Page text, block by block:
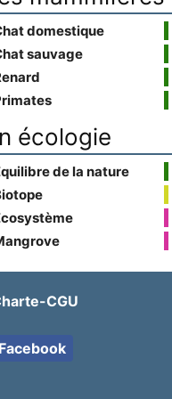
domestique
sauvage
écologie
de la nature
CGU
Facebook